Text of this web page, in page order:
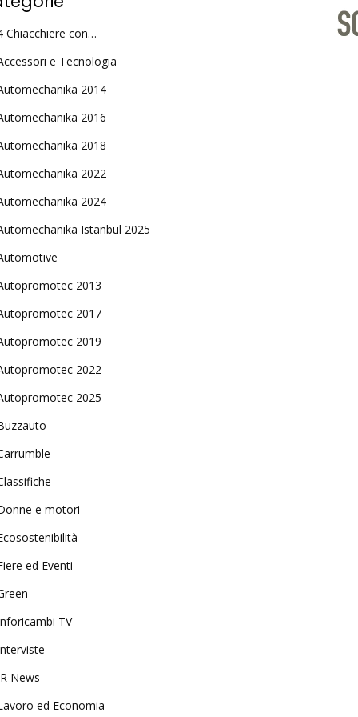
Chiacchiere con…
e Tecnologia
2014
2016
2018
2022
2024
Istanbul 2025
2013
2017
2019
2022
2025
e motori
ed Eventi
TV
News
ed Economia